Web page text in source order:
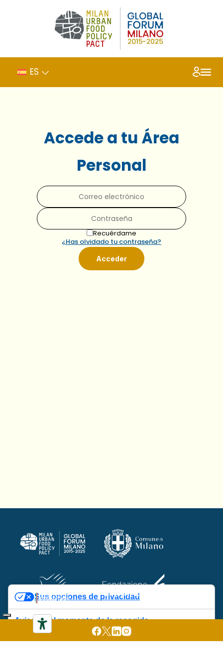
ES
Accede a tu Área
Personal
Recuérdame
¿Has olvidado tu contraseña?
Acceder
Sus opciones de privacidad
Aviso en el momento de la recogida